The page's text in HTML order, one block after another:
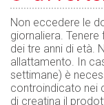
Non eccedere le
giornaliera.
dei tre anni di età.
allattamento. In
settimane) è
controindicato nei
di creatina il